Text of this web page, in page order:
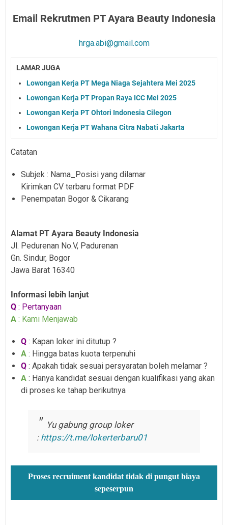
Email Rekrutmen PT Ayara Beauty Indonesia
hrga.abi@gmail.com
LAMAR JUGA
Lowongan Kerja PT Mega Niaga Sejahtera Mei 2025
Lowongan Kerja PT Propan Raya ICC Mei 2025
Lowongan Kerja PT Ohtori Indonesia Cilegon
Lowongan Kerja PT Wahana Citra Nabati Jakarta
Catatan
Subjek : Nama_Posisi yang dilamar
Kirimkan CV terbaru format PDF
Penempatan Bogor & Cikarang
Alamat PT Ayara Beauty Indonesia
Jl. Pedurenan No.V, Padurenan
Gn. Sindur, Bogor
Jawa Barat 16340
Informasi lebih lanjut
Q : Pertanyaan
A : Kami Menjawab
Q : Kapan loker ini ditutup ?
A : Hingga batas kuota terpenuhi
Q : Apakah tidak sesuai persyaratan boleh melamar ?
A : Hanya kandidat sesuai dengan kualifikasi yang akan
di proses ke tahap berikutnya
Yu gabung group loker
: https://t.me/lokerterbaru01
Proses recruiment kandidat tidak di pungut biaya
sepeserpun